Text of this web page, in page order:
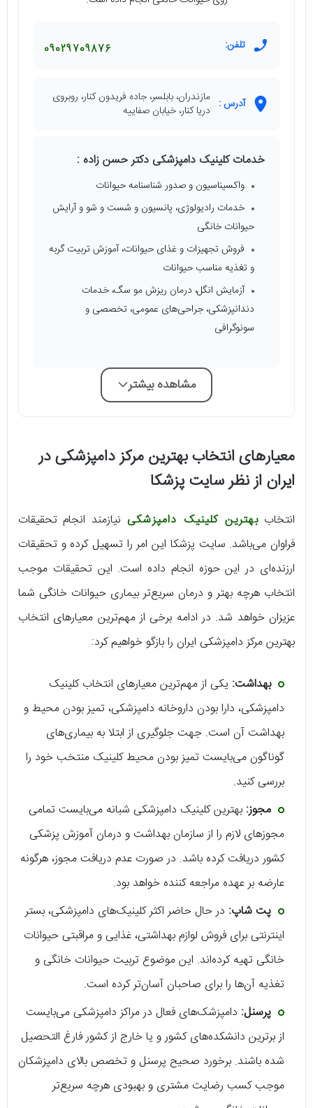
تلفن: 09029709876
آدرس : مازندران، بابلسر، جاده فریدون کنار، روبروی
دریا کنار، خیابان صفاییه
خدمات کلینیک دامپزشکی دکتر حسن‌ زاده :
واکسیناسیون و صدور شناسنامه حیوانات
خدمات رادیولوژی، پانسیون و شست و شو و آرایش
حیوانات خانگی
فروش تجهیزات و غذای حیوانات، آموزش تربیت گربه
و تغذیه مناسب حیوانات
آزمایش انگل، درمان ریزش مو سگ، خدمات
دندانپزشکی، جراحی‌های عمومی، تخصصی و
سونوگرافی
مشاهده بیشتر
معیارهای انتخاب بهترین مرکز دامپزشکی در
ایران از نظر سایت پزشکا
انتخاببهترین کلینیک دامپزشکی نیازمند انجام تحقیقات
فراوان می‌باشد. سایت پزشکا این امر را تسهیل کرده و تحقیقات
ارزنده‌ای در این حوزه انجام داده است. این تحقیقات موجب
انتخاب هرچه بهتر و درمان سریع‌تر بیماری حیوانات خانگی شما
عزیزان خواهد شد. در ادامه برخی از مهم‌ترین معیارهای انتخاب
بهترین مرکز دامپزشکی ایران را بازگو خواهیم کرد:
بهداشت: یکی از مهم‌ترین معیارهای انتخاب کلینیک
دامپزشکی، دارا بودن داروخانه دامپزشکی، تمیز بودن محیط و
بهداشت آن است. جهت جلوگیری از ابتلا به بیماری‌های
گوناگون می‌بایست تمیز بودن محیط کلینیک منتخب خود را
بررسی کنید.
مجوز: بهترین کلینیک دامپزشکی شبانه می‌بایست تمامی
مجوزهای لازم را از سازمان بهداشت و درمان آموزش پزشکی
کشور دریافت کرده باشد. در صورت عدم دریافت مجوز، هرگونه
عارضه بر عهده مراجعه کننده خواهد بود.
پت شاپ: در حال حاضر اکثر کلینیک‌های دامپزشکی، بستر
اینترنتی برای فروش لوازم بهداشتی، غذایی و مراقبتی حیوانات
خانگی تهیه کرده‌اند. این موضوع تربیت حیوانات خانگی و
تغذیه آن‌ها را برای صاحبان آسان‌تر کرده است.
پرسنل: دامپزشک‌های فعال در مراکز دامپزشکی می‌بایست
از برترین دانشکده‌های کشور و یا خارج از کشور فارغ التحصیل
شده باشند. برخورد صحیح پرسنل و تخصص بالای دامپزشکان
موجب کسب رضایت مشتری و بهبودی هرچه سریع‌تر